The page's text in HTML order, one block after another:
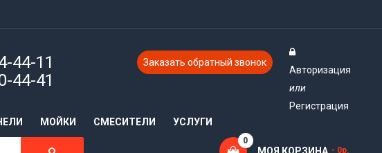
44-11
44-41
Заказать обратный звонок
МОЙКИ СМЕСИТЕЛИ УСЛУГИ
Авторизация
или
Регистрация
0
- 0р.